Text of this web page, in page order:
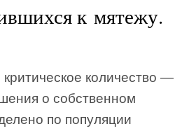
к мятежу.
критическое количество —
о собственном
по популяции